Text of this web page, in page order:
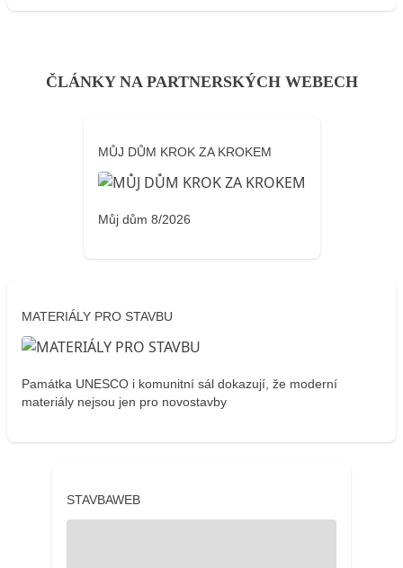
ČLÁNKY NA PARTNERSKÝCH WEBECH
MŮJ DŮM KROK ZA KROKEM
Můj dům 8/2026
MATERIÁLY PRO STAVBU
Památka UNESCO i komunitní sál dokazují, že moderní
materiály nejsou jen pro novostavby
STAVBAWEB